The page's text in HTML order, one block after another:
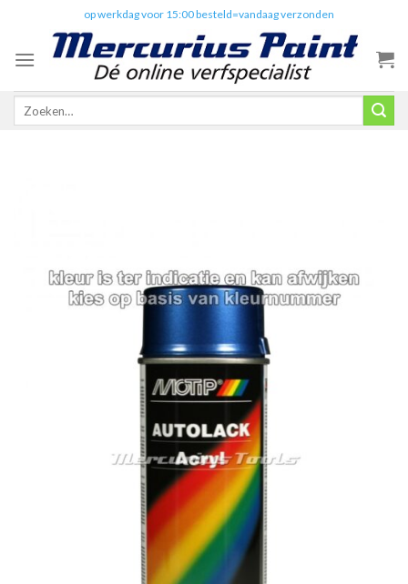
content
op werkdag voor 15:00 besteld=vandaag verzonden
Zoeken